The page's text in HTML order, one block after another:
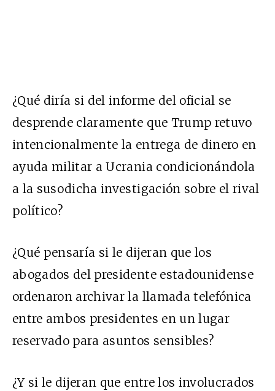
¿Qué diría si del informe del oficial se
desprende claramente que Trump retuvo
intencionalmente la entrega de dinero en
ayuda militar a Ucrania condicionándola
a la susodicha investigación sobre el rival
político?
¿Qué pensaría si le dijeran que los
abogados del presidente estadounidense
ordenaron archivar la llamada telefónica
entre ambos presidentes en un lugar
reservado para asuntos sensibles?
¿Y si le dijeran que entre los involucrados